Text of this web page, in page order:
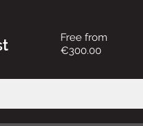
Free from
€300.00